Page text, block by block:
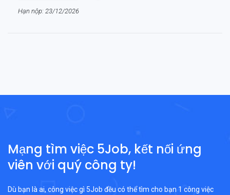
Hạn nộp: 23/12/2026
Mạng tìm việc 5Job, kết nối ứng
viên với quý công ty!
Dù bạn là ai, công việc gì 5Job đều có thể tìm cho bạn 1 công việc